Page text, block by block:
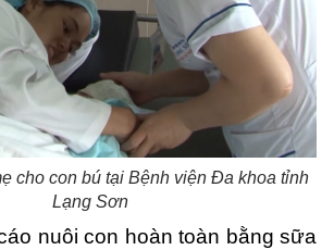
cho con bú tại Bệnh viện Đa khoa tỉnh
Lạng Sơn
nuôi con hoàn toàn bằng sữa